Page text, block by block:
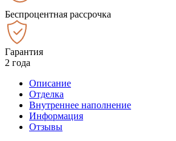
Беспроцентная рассрочка
Гарантия
2 года
Описание
Отделка
Внутреннее наполнение
Информация
Отзывы